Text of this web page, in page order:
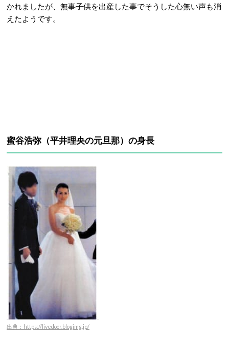
かれましたが、無事子供を出産した事でそうした心無い声も消
えたようです。
蜜谷浩弥（平井理央の元旦那）の身長
出典：https://livedoor.blogimg.jp/